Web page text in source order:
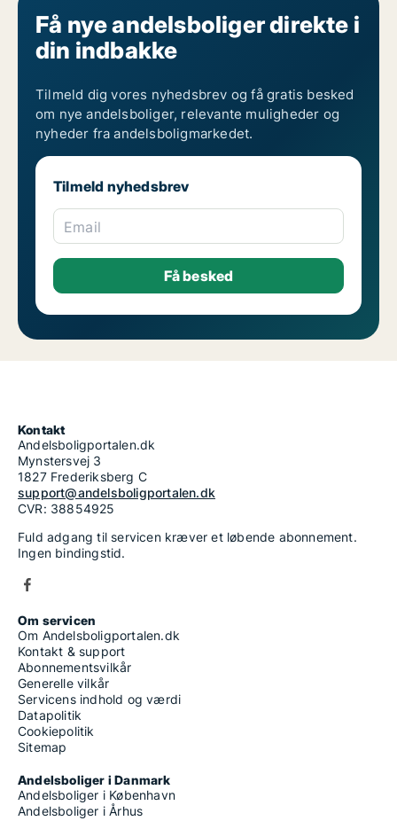
Få nye andelsboliger direkte i
din indbakke
Tilmeld dig vores nyhedsbrev og få gratis besked
om nye andelsboliger, relevante muligheder og
nyheder fra andelsboligmarkedet.
Tilmeld nyhedsbrev
Email
Kontakt
Andelsboligportalen.dk
Mynstersvej 3
1827 Frederiksberg C
support@andelsboligportalen.dk
CVR: 38854925
Fuld adgang til servicen kræver et løbende abonnement.
Ingen bindingstid.
Om servicen
Om Andelsboligportalen.dk
Kontakt & support
Abonnementsvilkår
Generelle vilkår
Servicens indhold og værdi
Datapolitik
Cookiepolitik
Sitemap
Andelsboliger i Danmark
Andelsboliger i København
Andelsboliger i Århus